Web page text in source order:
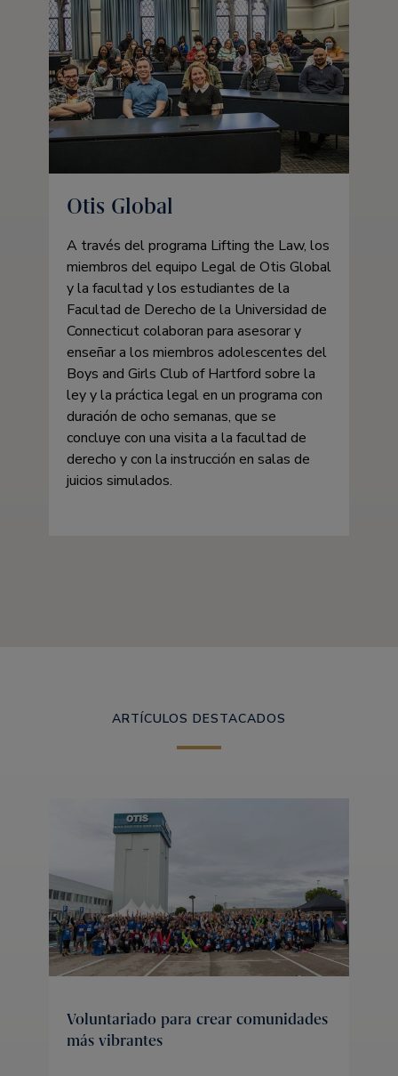
Otis Global
A través del programa Lifting the Law, los
miembros del equipo Legal de Otis Global
y la facultad y los estudiantes de la
Facultad de Derecho de la Universidad de
Connecticut colaboran para asesorar y
enseñar a los miembros adolescentes del
Boys and Girls Club of Hartford sobre la
ley y la práctica legal en un programa con
duración de ocho semanas, que se
concluye con una visita a la facultad de
derecho y con la instrucción en salas de
juicios simulados.
ARTÍCULOS DESTACADOS
Voluntariado para crear comunidades
más vibrantes